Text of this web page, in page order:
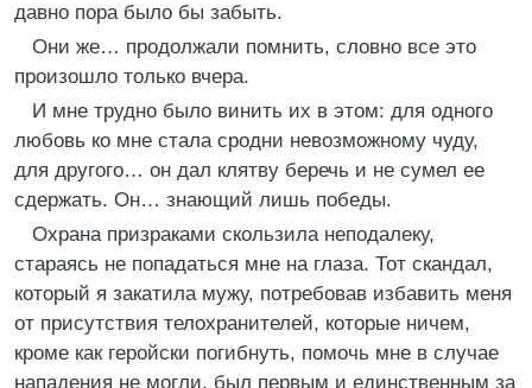
давно пора было бы забыть.
Они же… продолжали помнить, словно все это
произошло только вчера.
И мне трудно было винить их в этом: для одного
любовь ко мне стала сродни невозможному чуду,
для другого… он дал клятву беречь и не сумел ее
сдержать. Он… знающий лишь победы.
Охрана призраками скользила неподалеку,
стараясь не попадаться мне на глаза. Тот скандал,
который я закатила мужу, потребовав избавить меня
от присутствия телохранителей, которые ничем,
кроме как геройски погибнуть, помочь мне в случае
нападения не могли, был первым и единственным за